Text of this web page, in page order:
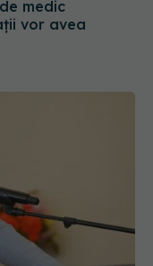
în Board-ul